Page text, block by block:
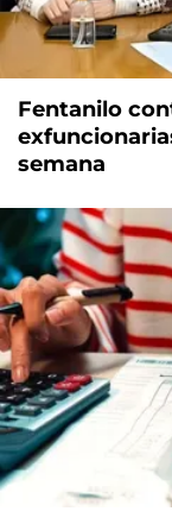
Fentanilo
semana